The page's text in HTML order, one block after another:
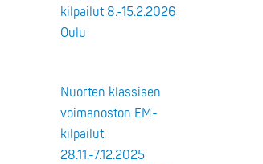
kilpailut 8.-15.2.2026
Oulu
Nuorten klassisen
voimanoston EM-
kilpailut
28.11.-7.12.2025